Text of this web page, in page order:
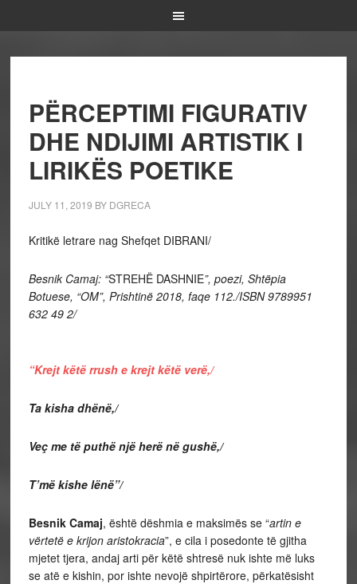
PËRCEPTIMI FIGURATIV
DHE NDIJIMI ARTISTIK I
LIRIKËS POETIKE
JULY 11, 2019 BY DGRECA
Kritikë letrare nag Shefqet DIBRANI/
Besnik Camaj: “STREHË DASHNIE”, poezi, Shtëpia
Botuese, “OM”, Prishtinë 2018, faqe 112./ISBN 9789951
632 49 2/
“Krejt këtë rrush e krejt këtë verë,/
Ta kisha dhënë,/
Veç me të puthë një herë në gushë,/
T’më kishe lënë”/
Besnik Camaj, është dëshmia e maksimës se “artin e
vërtetë e krijon aristokracia”, e cila i posedonte të gjitha
mjetet tjera, andaj arti për këtë shtresë nuk ishte më luks
se atë e kishin, por ishte nevojë shpirtërore, përkatësisht